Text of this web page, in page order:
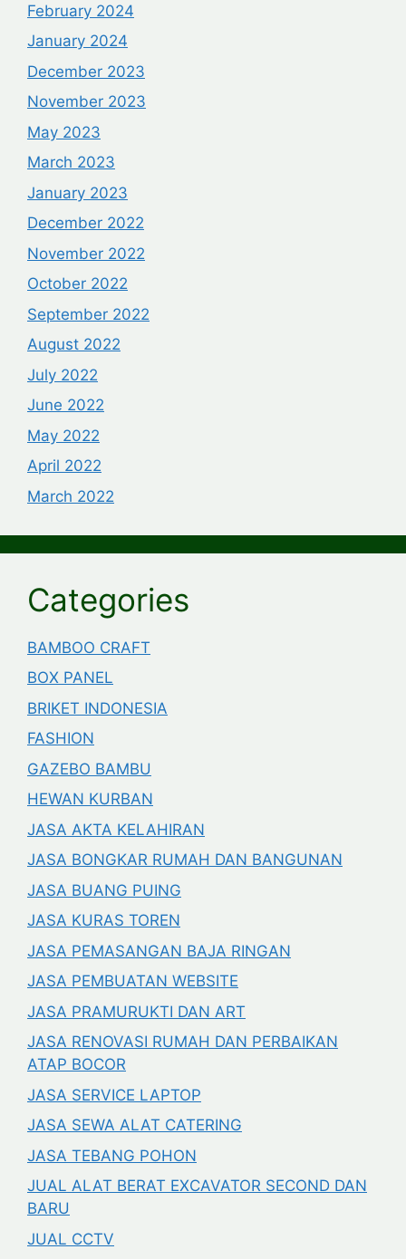
February 2024
January 2024
December 2023
November 2023
May 2023
March 2023
January 2023
December 2022
November 2022
October 2022
September 2022
August 2022
July 2022
June 2022
May 2022
April 2022
March 2022
Categories
BAMBOO CRAFT
BOX PANEL
BRIKET INDONESIA
FASHION
GAZEBO BAMBU
HEWAN KURBAN
JASA AKTA KELAHIRAN
JASA BONGKAR RUMAH DAN BANGUNAN
JASA BUANG PUING
JASA KURAS TOREN
JASA PEMASANGAN BAJA RINGAN
JASA PEMBUATAN WEBSITE
JASA PRAMURUKTI DAN ART
JASA RENOVASI RUMAH DAN PERBAIKAN
ATAP BOCOR
JASA SERVICE LAPTOP
JASA SEWA ALAT CATERING
JASA TEBANG POHON
JUAL ALAT BERAT EXCAVATOR SECOND DAN
BARU
JUAL CCTV